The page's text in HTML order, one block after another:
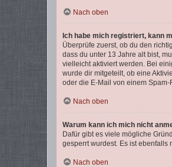
Nach oben
Ich habe mich registriert, kann
Überprüfe zuerst, ob du den
dass du unter 13 Jahre alt bist,
vielleicht aktiviert werden. Bei
wurde dir mitgeteilt, ob eine
oder die E-Mail von einem
Nach oben
Warum kann ich mich nicht
Dafür gibt es viele mögliche
gesperrt wurdest. Es ist ebenfalls
Nach oben